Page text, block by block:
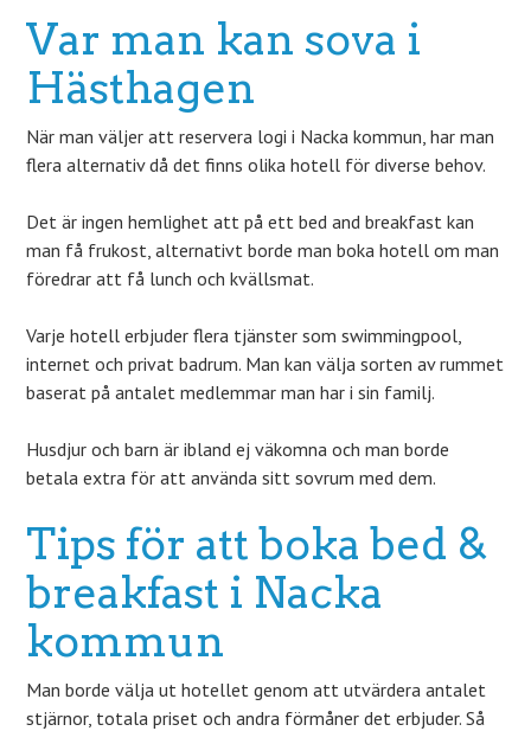
Var man kan sova i
Hästhagen
När man väljer att reservera logi i Nacka kommun, har man
flera alternativ då det finns olika hotell för diverse behov.
Det är ingen hemlighet att på ett bed and breakfast kan
man få frukost, alternativt borde man boka hotell om man
föredrar att få lunch och kvällsmat.
Varje hotell erbjuder flera tjänster som swimmingpool,
internet och privat badrum. Man kan välja sorten av rummet
baserat på antalet medlemmar man har i sin familj.
Husdjur och barn är ibland ej väkomna och man borde
betala extra för att använda sitt sovrum med dem.
Tips för att boka bed &
breakfast i Nacka
kommun
Man borde välja ut hotellet genom att utvärdera antalet
stjärnor, totala priset och andra förmåner det erbjuder. Så